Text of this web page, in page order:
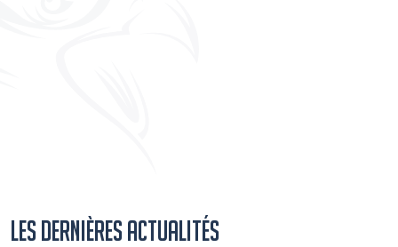
Les dernières actualités